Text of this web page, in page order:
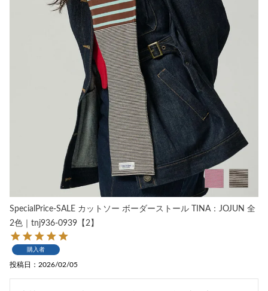
SpecialPrice-SALE カットソー ボーダーストール TINA：JOJUN 全
2色｜tnj936-0939【2】
購入者
投稿日 2026/02/05